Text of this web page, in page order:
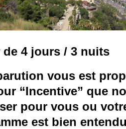
de 4 jours / 3 nuits
vous est
“Incentive” que
pour vous ou
est bien